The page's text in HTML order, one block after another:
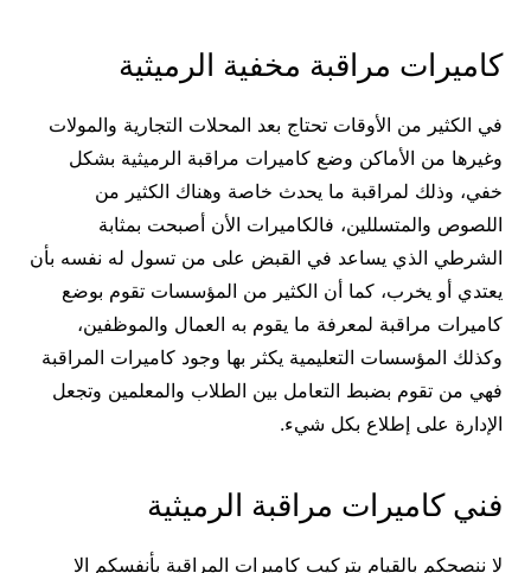
كاميرات مراقبة مخفية الرميثية
في الكثير من الأوقات تحتاج بعد المحلات التجارية والمولات
وغيرها من الأماكن وضع كاميرات مراقبة الرميثية بشكل
خفي، وذلك لمراقبة ما يحدث خاصة وهناك الكثير من
اللصوص والمتسللين، فالكاميرات الأن أصبحت بمثابة
الشرطي الذي يساعد في القبض على من تسول له نفسه بأن
يعتدي أو يخرب، كما أن الكثير من المؤسسات تقوم بوضع
كاميرات مراقبة لمعرفة ما يقوم به العمال والموظفين،
وكذلك المؤسسات التعليمية يكثر بها وجود كاميرات المراقبة
فهي من تقوم بضبط التعامل بين الطلاب والمعلمين وتجعل
الإدارة على إطلاع بكل شيء.
فني كاميرات مراقبة الرميثية
لا ننصحكم بالقيام بتركيب كاميرات المراقبة بأنفسكم الا